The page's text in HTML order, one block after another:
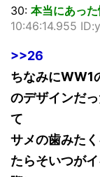
30: 本当にあっ
10:46:14.955
>>26
ちなみにWW1
のデザインだ
て
サメの歯みた
たらそいつが